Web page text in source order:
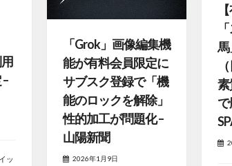
「Grok」画像編集機
能が有料会員限定に
サブスク登録で「機
能のロックを解除」
性的加工が問題化 –
山陽新聞
2026年1月9日
ッ
馬
素